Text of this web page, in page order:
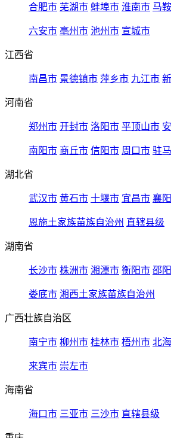
合肥市 芜湖市 蚌埠市 淮南市 马
六安市 亳州市 池州市 宣城市
江西省
南昌市 景德镇市 萍乡市 九江市
河南省
郑州市 开封市 洛阳市 平顶山市
南阳市 商丘市 信阳市 周口市 驻
湖北省
武汉市 黄石市 十堰市 宜昌市 襄
恩施土家族苗族自治州 直辖县级
湖南省
长沙市 株洲市 湘潭市 衡阳市 邵
娄底市 湘西土家族苗族自治州
广西壮族自治区
南宁市 柳州市 桂林市 梧州市 北
来宾市 崇左市
海南省
海口市 三亚市 三沙市 直辖县级